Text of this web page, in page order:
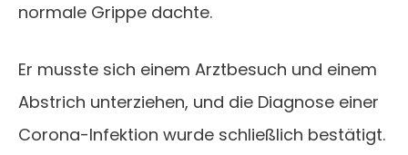
normale Grippe dachte.
Er musste sich einem Arztbesuch und einem
Abstrich unterziehen, und die Diagnose einer
Corona-Infektion wurde schließlich bestätigt.